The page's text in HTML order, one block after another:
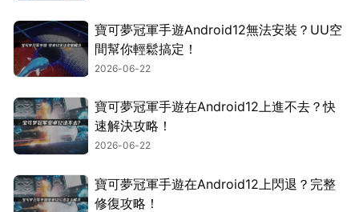
寶可夢冠軍手遊Android12無法安裝？UU空
間幫你輕鬆搞定！
2026-06-22
寶可夢冠軍手遊在Android12上進不去？快
速解決攻略！
2026-06-22
寶可夢冠軍手遊在Android12上閃退？完整
修復攻略！